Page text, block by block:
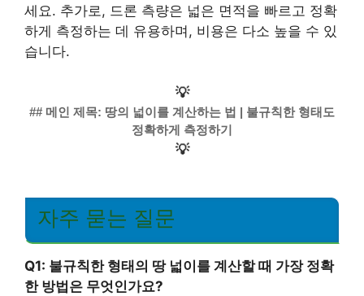
세요. 추가로, 드론 측량은 넓은 면적을 빠르고 정확
하게 측정하는 데 유용하며, 비용은 다소 높을 수 있
습니다.
💡
## 메인 제목: 땅의 넓이를 계산하는 법 | 불규칙한 형태도
정확하게 측정하기
💡
자주 묻는 질문
Q1: 불규칙한 형태의 땅 넓이를 계산할 때 가장 정확
한 방법은 무엇인가요?